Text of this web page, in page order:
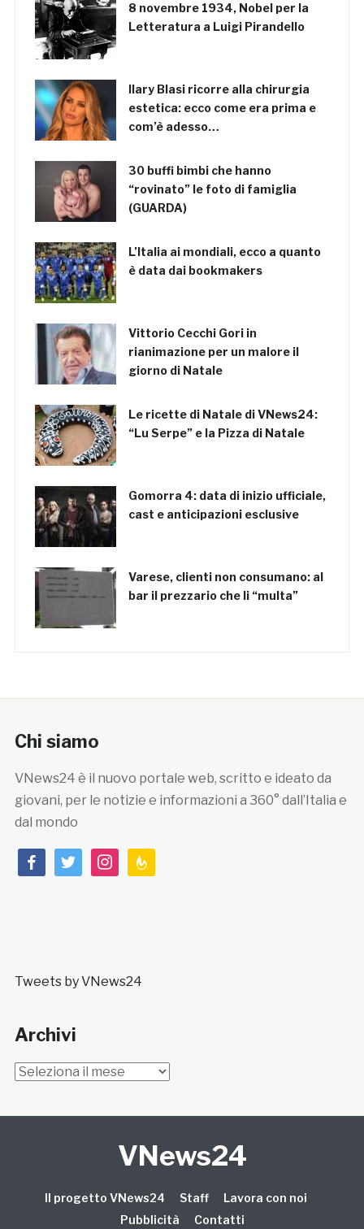
8 novembre 1934, Nobel per la
Letteratura a Luigi Pirandello
Ilary Blasi ricorre alla chirurgia
estetica: ecco come era prima e
com’è adesso…
30 buffi bimbi che hanno
“rovinato” le foto di famiglia
(GUARDA)
L’Italia ai mondiali, ecco a quanto
è data dai bookmakers
Vittorio Cecchi Gori in
rianimazione per un malore il
giorno di Natale
Le ricette di Natale di VNews24:
“Lu Serpe” e la Pizza di Natale
Gomorra 4: data di inizio ufficiale,
cast e anticipazioni esclusive
Varese, clienti non consumano: al
bar il prezzario che li “multa”
Chi siamo
VNews24 è il nuovo portale web, scritto e ideato da
giovani, per le notizie e informazioni a 360° dall’Italia e
dal mondo
facebooktwitterinstagramfeedburner
Tweets by VNews24
Archivi
Archivi
VNews24
Il progetto VNews24 Staff
Lavora con noi
Pubblicità
Contatti